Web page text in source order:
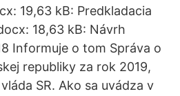
19,63 kB: Predkladacia
18,63 kB: Návrh
Informuje o tom Správa o
republiky za rok 2019,
SR. Ako sa uvádza v